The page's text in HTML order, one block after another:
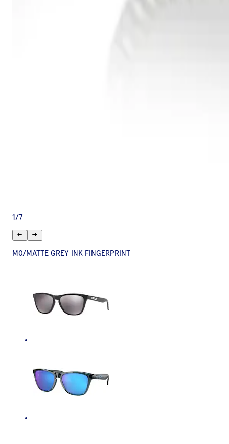
1 /7
M0/MATTE GREY INK FINGERPRINT